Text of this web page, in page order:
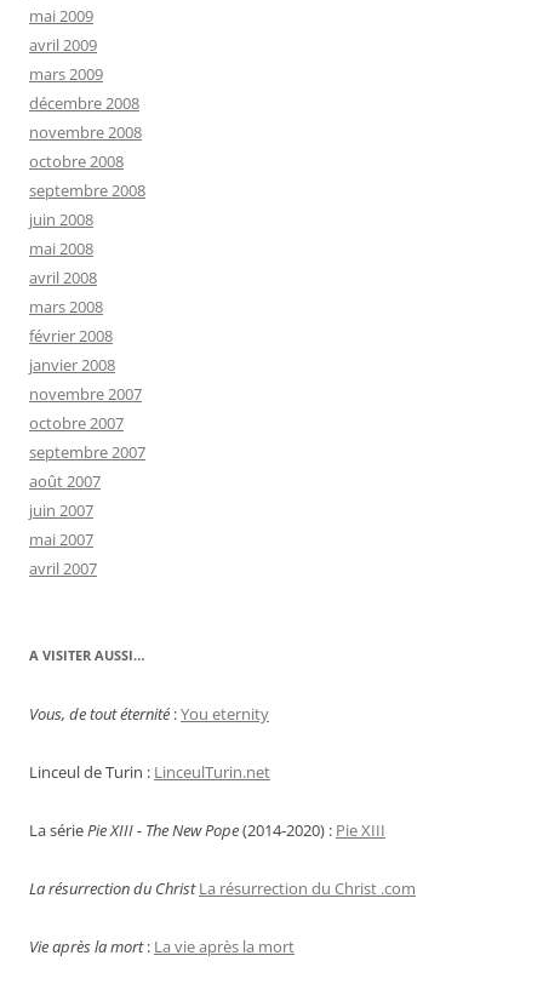
mai 2009
avril 2009
mars 2009
décembre 2008
novembre 2008
octobre 2008
septembre 2008
juin 2008
mai 2008
avril 2008
mars 2008
février 2008
janvier 2008
novembre 2007
octobre 2007
septembre 2007
août 2007
juin 2007
mai 2007
avril 2007
A VISITER AUSSI…
Vous, de tout éternité :You eternity
Linceul de Turin : LinceulTurin.net
La sériePie XIII - The New Pope(2014-2020) : Pie XIII
La résurrection du Christ La résurrection du Christ .com
Vie après la mort: La vie après la mort